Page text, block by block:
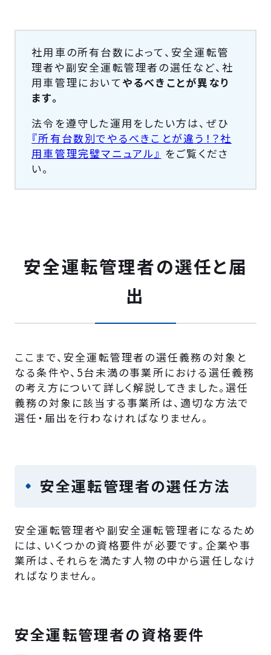
社用車の所有台数によって、安全運転管
理者や副安全運転管理者の選任など、社
用車管理においてやるべきことが異なり
ます。
法令を遵守した運用をしたい方は、ぜひ
『所有台数別でやるべきことが違う！？社
用車管理完璧マニュアル』 をご覧くださ
い。
安全運転管理者の選任と届
出
ここまで、安全運転管理者の選任義務の対象と
なる条件や、5台未満の事業所における選任義務
の考え方について詳しく解説してきました。選任
義務の対象に該当する事業所は、適切な方法で
選任・届出を行わなければなりません。
安全運転管理者の選任方法
安全運転管理者や副安全運転管理者になるため
には、いくつかの資格要件が必要です。企業や事
業所は、それらを満たす人物の中から選任しなけ
ればなりません。
安全運転管理者の資格要件